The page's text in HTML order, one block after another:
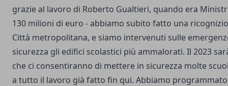
grazie al lavoro di Roberto Gualtieri, quando era
130 milioni di euro - abbiamo subito fatto una
Città metropolitana, e siamo intervenuti sulle
sicurezza gli edifici scolastici più ammalorati. Il 2023
che ci consentiranno di mettere in sicurezza molte
a tutto il lavoro già fatto fin qui. Abbiamo